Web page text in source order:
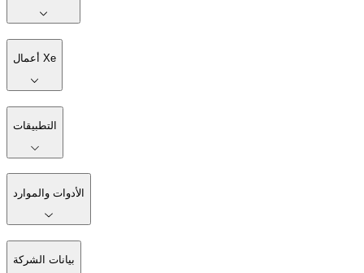
أعمال Xe
التطبيقات
الأدوات والموارد
بيانات الشركة